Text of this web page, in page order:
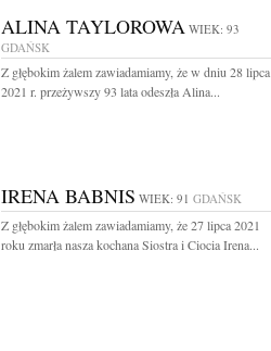
ALINA TAYLOROWA WIEK: 93
GDAŃSK
Z głębokim żalem zawiadamiamy, że w dniu 28 lipca
2021 r. przeżywszy 93 lata odeszła Alina...
IRENA BABNIS WIEK: 91 GDAŃSK
Z głębokim żalem zawiadamiamy, że 27 lipca 2021
roku zmarła nasza kochana Siostra i Ciocia Irena...